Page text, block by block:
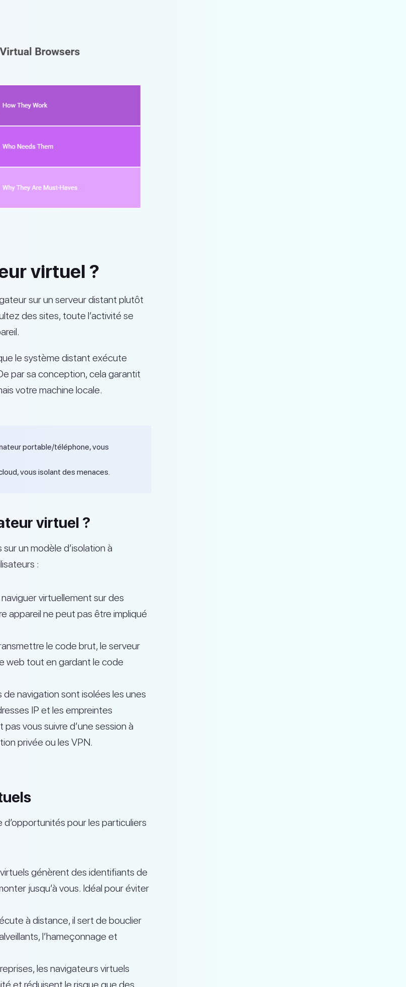
virtuel ?
sur un serveur distant plutôt
des sites, toute l’activité se
le système distant exécute
par sa conception, cela garantit
votre machine locale.
portable/téléphone, vous
vous isolant des menaces.
virtuel ?
un modèle d’isolation à
:
virtuellement sur des
appareil ne peut pas être impliqué
le code brut, le serveur
web tout en gardant le code
de navigation sont isolées les unes
IP et les empreintes
vous suivre d’une session à
privée ou les VPN.
d’opportunités pour les particuliers
génèrent des identifiants de
jusqu’à vous. Idéal pour éviter
à distance, il sert de bouclier
l’hameçonnage et
les navigateurs virtuels